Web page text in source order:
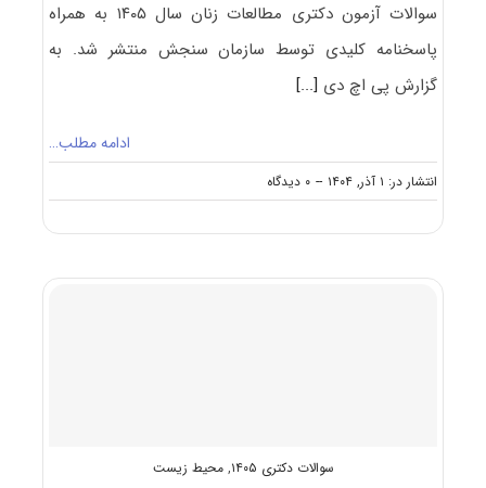
سوالات آزمون دکتری مطالعات زنان سال ۱۴۰۵ به همراه
پاسخنامه کلیدی توسط سازمان سنجش منتشر شد. به
گزارش پی اچ دی [...]
ادامه مطلب…
انتشار در: ۱ آذر, ۱۴۰۴ -- ۰ دیدگاه
on
سوالات
مطالعات
سوالات دکتری ۱۴۰۵ ,محیط زیست